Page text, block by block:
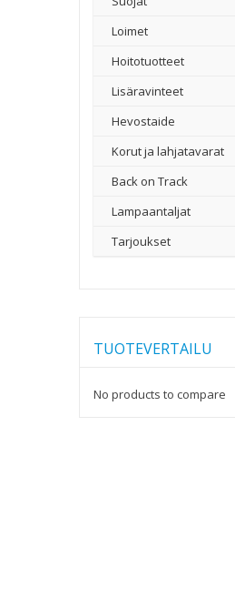
Loimet
Hoitotuotteet
Lisäravinteet
Hevostaide
Korut ja lahjatavarat
Back on Track
Lampaantaljat
Tarjoukset
TUOTEVERTAILU
No products to compare